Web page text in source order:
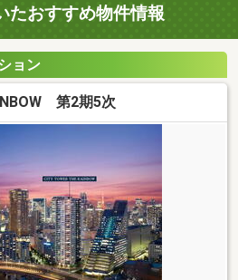
たおすすめ物件情報
ョン
第2期5次